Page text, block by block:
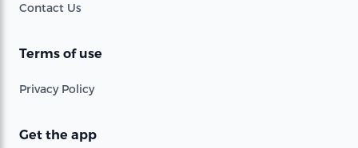
Contact Us
Terms of use
Privacy Policy
Get the app